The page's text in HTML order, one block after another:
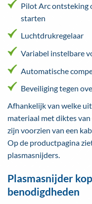
Pilot Arc ontsteking
starten
Luchtdrukregelaar
Variabel instelbare
Automatische
Beveiliging tegen
Afhankelijk van welke
materiaal met diktes
zijn voorzien van een
Op de productpagina
plasmasnijders.
Plasmasnijder
benodigdheden